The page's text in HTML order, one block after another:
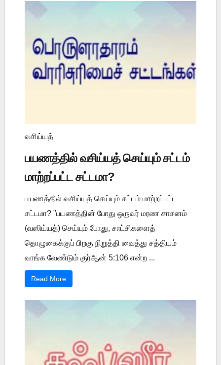
வசிய்யத்
பயணத்தில் வசிய்யத் செய்யும் சட்டம்
மாற்றப்பட்ட சட்டமா?
பயணத்தில் வசிய்யத் செய்யும் சட்டம் மாற்றப்பட்ட
சட்டமா? "பயணத்தின் போது ஒருவர் மரண சாசனம்
(வஸிய்யத்) செய்யும் போது, சாட்சிகளைத்
தொழுகைக்குப் பிறகு நிறுத்தி வைத்து சத்தியம்
வாங்க வேண்டும் குர்ஆன் 5:106 என்ற ...
Read More